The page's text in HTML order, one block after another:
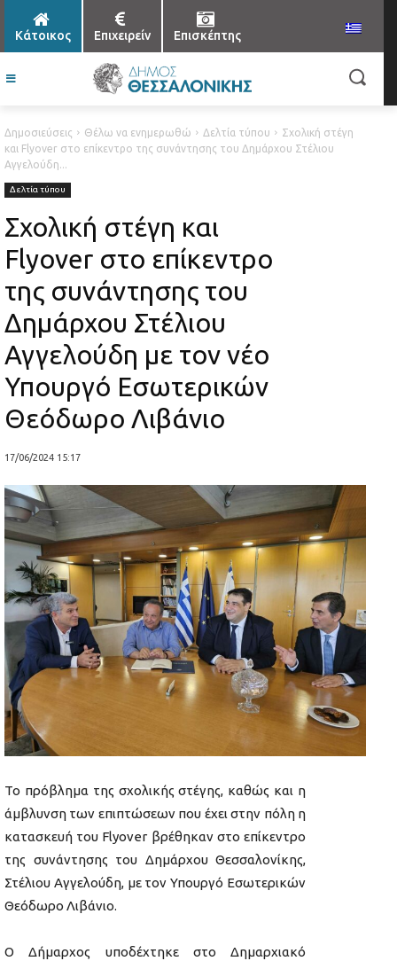
Κάτοικος Επιχειρείν Επισκέπτης
Δημοσιεύσεις Θέλω να ενημερωθώ Δελτία τύπου
Σχολική στέγη
και Flyover στο επίκεντρο της συνάντησης του Δημάρχου Στέλιου
Αγγελούδη...
Δελτία τύπου
Σχολική στέγη και
Flyover στο επίκεντρο
της συνάντησης του
Δημάρχου Στέλιου
Αγγελούδη με τον νέο
Υπουργό Εσωτερικών
Θεόδωρο Λιβάνιο
17/06/2024 15:17
Το πρόβλημα της σχολικής στέγης, καθώς και η
άμβλυνση των επιπτώσεων που έχει στην πόλη η
κατασκευή του Flyover βρέθηκαν στο επίκεντρο
της συνάντησης του Δημάρχου Θεσσαλονίκης,
Στέλιου Αγγελούδη, με τον Υπουργό Εσωτερικών
Θεόδωρο Λιβάνιο.
Ο Δήμαρχος υποδέχτηκε στο Δημαρχιακό